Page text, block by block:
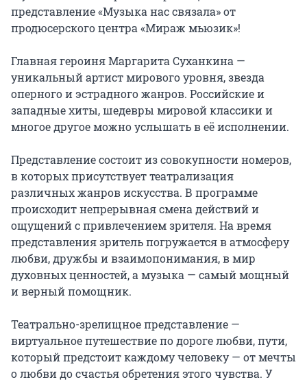
представление «Музыка нас связала» от
продюсерского центра «Мираж мьюзик»!
Главная героиня Маргарита Суханкина —
уникальный артист мирового уровня, звезда
оперного и эстрадного жанров. Российские и
западные хиты, шедевры мировой классики и
многое другое можно услышать в её исполнении.
Представление состоит из совокупности номеров,
в которых присутствует театрализация
различных жанров искусства. В программе
происходит непрерывная смена действий и
ощущений с привлечением зрителя. На время
представления зритель погружается в атмосферу
любви, дружбы и взаимопонимания, в мир
духовных ценностей, а музыка — самый мощный
и верный помощник.
Театрально-зрелищное представление —
виртуальное путешествие по дороге любви, пути,
который предстоит каждому человеку — от мечты
о любви до счастья обретения этого чувства. У